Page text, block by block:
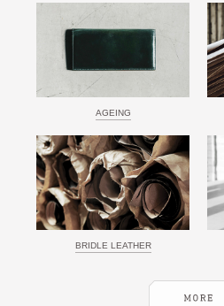
AGEING
BRIDLE LEATHER